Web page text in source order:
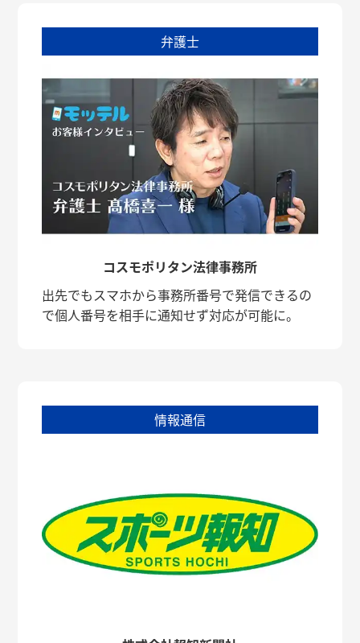
弁護士
コスモポリタン法律事務所
出先でもスマホから事務所番号で発信できるの
で個人番号を相手に通知せず対応が可能に。
情報通信